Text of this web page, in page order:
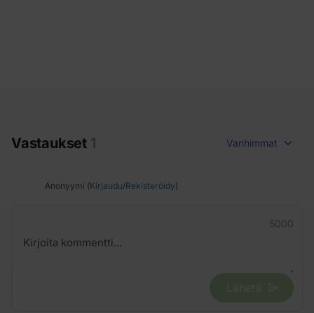
Vastaukset 1 Vanhimmat
Anonyymi (Kirjaudu/Rekisteröidy)
5000